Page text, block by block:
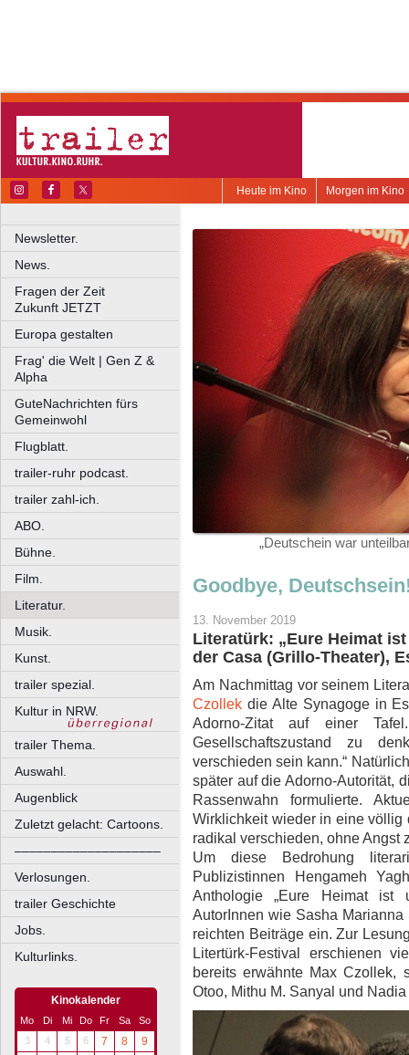
Morgen im Kino
Heute im Kino
Newsletter.
News.
Fragen der Zeit
Zukunft JETZT
Europa gestalten
Frag' die Welt | Gen Z &
Alpha
GuteNachrichten fürs
Gemeinwohl
Flugblatt.
trailer-ruhr podcast.
trailer zahl-ich.
ABO.
Bühne.
Film.
Literatur.
Musik.
Kunst.
trailer spezial.
Kultur in NRW.
trailer Thema.
Auswahl.
Augenblick
Zuletzt gelacht: Cartoons.
––––––––––––––––––––
Verlosungen.
trailer Geschichte
Jobs.
Kulturlinks.
Kinokalender
Mo Di Mi Do Fr Sa
So
3
4 5 6 7 8
9
„Deutschein war
Goodbye,
13. November 2019
Literatürk: „Eure Heimat
der Casa (Grillo-Theater),
Am Nachmittag vor seinem
Czollek die Alte Synagoge in
Adorno-Zitat auf einer
Gesellschaftszustand zu
verschieden sein kann.“
später auf die Adorno-Autorität,
Rassenwahn formulierte.
Wirklichkeit wieder in eine völlig
radikal verschieden, ohne Angst
Um diese Bedrohung
Publizistinnen Hengameh
Anthologie „Eure Heimat ist
AutorInnen wie Sasha
reichten Beiträge ein. Zur
Litertürk-Festival erschienen
bereits erwähnte Max Czollek,
Otoo, Mithu M. Sanyal und